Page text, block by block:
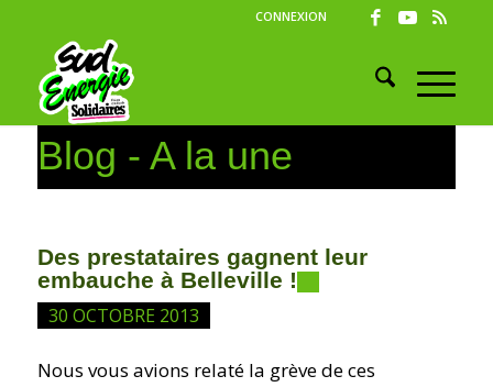
CONNEXION
Blog - A la une
Des prestataires gagnent leur
embauche à Belleville !
30 OCTOBRE 2013
Nous vous avions relaté la grève de ces